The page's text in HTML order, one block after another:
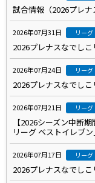
試合情報（2026プレナ
2026年07月31日 リーグ
2026プレナスなでし
2026年07月24日 リーグ
2026プレナスなでし
2026年07月21日 リーグ
【2026シーズン中断
リーグ ベストイレブ
2026年07月17日 リーグ
2026プレナスなでし